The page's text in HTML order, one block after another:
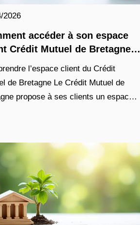
2026
accéder à son espace
Crédit Mutuel de Bretagne
l’espace client du Crédit
de Bretagne Le Crédit Mutuel de
propose à ses clients un espace